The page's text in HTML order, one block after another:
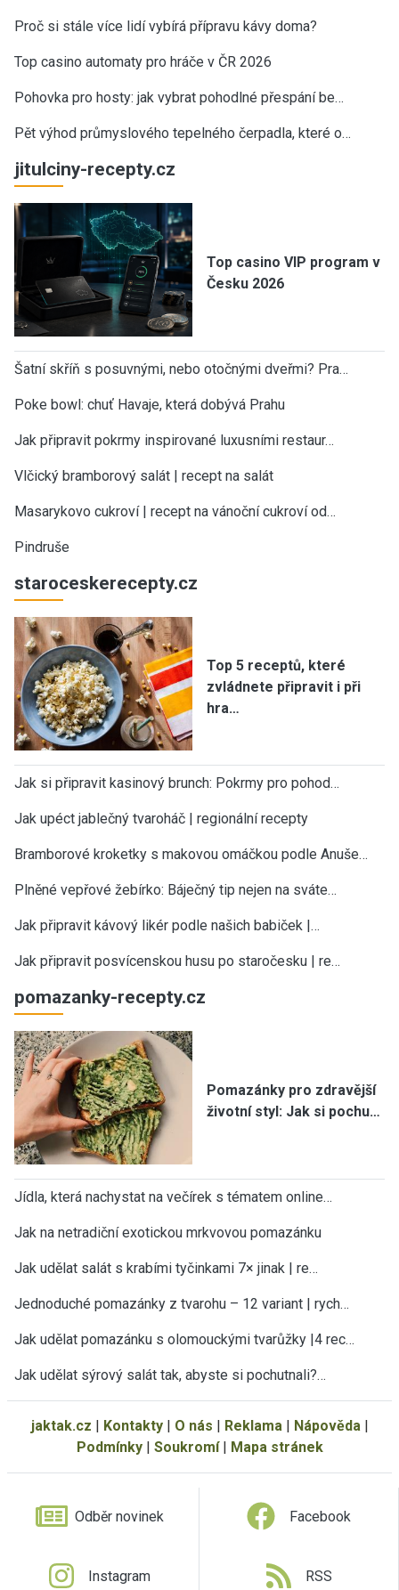
Proč si stále více lidí vybírá přípravu kávy doma?
Top casino automaty pro hráče v ČR 2026
Pohovka pro hosty: jak vybrat pohodlné přespání be…
Pět výhod průmyslového tepelného čerpadla, které o…
jitulciny-recepty.cz
Top casino VIP program v
Česku 2026
Šatní skříň s posuvnými, nebo otočnými dveřmi? Pra…
Poke bowl: chuť Havaje, která dobývá Prahu
Jak připravit pokrmy inspirované luxusními restaur…
Vlčický bramborový salát | recept na salát
Masarykovo cukroví | recept na vánoční cukroví od…
Pindruše
staroceskerecepty.cz
Top 5 receptů, které
zvládnete připravit i při
hra…
Jak si připravit kasinový brunch: Pokrmy pro pohod…
Jak upéct jablečný tvaroháč | regionální recepty
Bramborové kroketky s makovou omáčkou podle Anuše…
Plněné vepřové žebírko: Báječný tip nejen na sváte…
Jak připravit kávový likér podle našich babiček |…
Jak připravit posvícenskou husu po staročesku | re…
pomazanky-recepty.cz
Pomazánky pro zdravější
životní styl: Jak si pochu…
Jídla, která nachystat na večírek s tématem online…
Jak na netradiční exotickou mrkvovou pomazánku
Jak udělat salát s krabími tyčinkami 7× jinak | re…
Jednoduché pomazánky z tvarohu – 12 variant | rych…
Jak udělat pomazánku s olomouckými tvarůžky |4 rec…
Jak udělat sýrový salát tak, abyste si pochutnali?…
jaktak.cz | Kontakty| O nás | Reklama | Nápověda |
Podmínky| Soukromí| Mapa stránek
Odběr novinek Facebook
Instagram RSS